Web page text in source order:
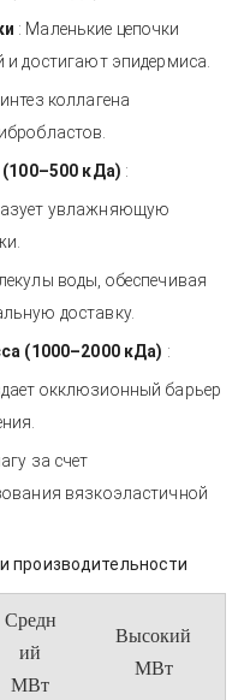
: Маленькие цепочки
достигают эпидермиса.
коллагена
кДа) :
увлажняющую
воды, обеспечивая
доставку.
(1000–2000 кДа) :
окклюзионный барьер
за счет
вязкоэластичной
производительности
Средн
ий
МВт
Высокий
МВт